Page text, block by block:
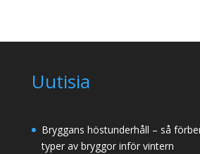
Uutisia
Bryggans höstunderhåll – så
typer av bryggor inför vintern